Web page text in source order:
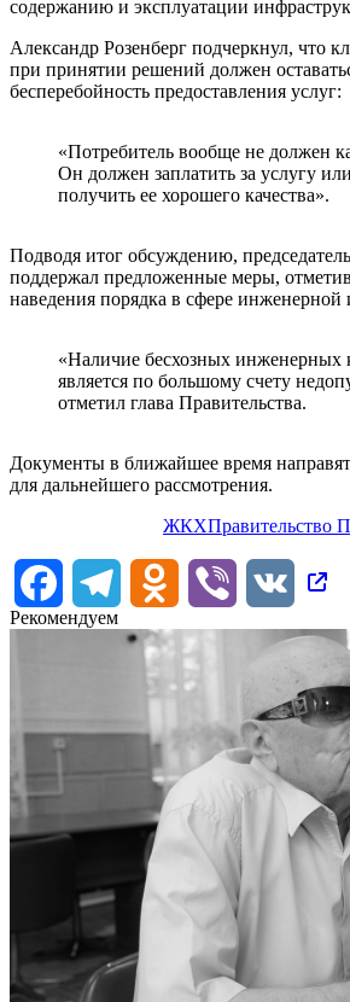
содержанию и эксплуатации
Александр Розенберг подчеркнул, что
при принятии решений должен
бесперебойность предоставления услуг:
«Потребитель вообще не должен
Он должен заплатить за услугу
получить ее хорошего качества».
Подводя итог обсуждению,
поддержал предложенные меры,
наведения порядка в сфере инженерной
«Наличие бесхозных инженерных
является по большому счету
отметил глава Правительства.
Документы в ближайшее время
для дальнейшего рассмотрения.
ЖКХПравительство
FacebookTelegram Odnoklassniki
Viber
VK
Рекомендуем